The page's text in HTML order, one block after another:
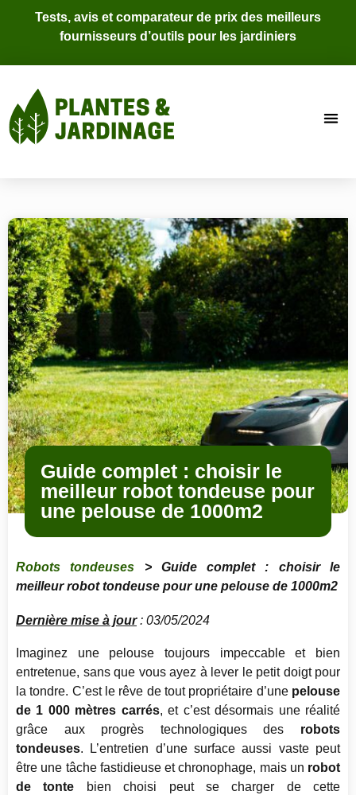
Tests, avis et comparateur de prix des meilleurs
fournisseurs d’outils pour les jardiniers
Guide complet : choisir le
meilleur robot tondeuse pour
une pelouse de 1000m2
Robots tondeuses > Guide complet : choisir le
meilleur robot tondeuse pour une pelouse de 1000m2
Dernière mise à jour: 03/05/2024
Imaginez une pelouse toujours impeccable et bien
entretenue, sans que vous ayez à lever le petit doigt pour
la tondre. C’est le rêve de tout propriétaire d’une pelouse
de 1 000 mètres carrés, et c’est désormais une réalité
grâce aux progrès technologiques des robots
tondeuses. L’entretien d’une surface aussi vaste peut
être une tâche fastidieuse et chronophage, mais un robot
de tonte bien choisi peut se charger de cette